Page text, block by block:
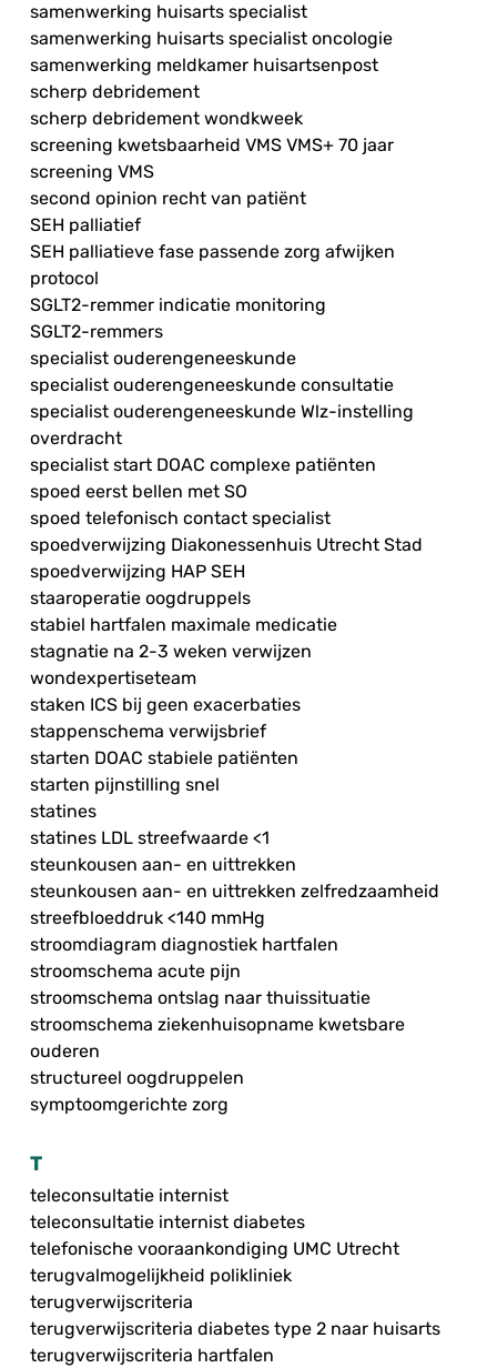
samenwerking huisarts specialist
samenwerking huisarts specialist oncologie
samenwerking meldkamer huisartsenpost
scherp debridement
scherp debridement wondkweek
screening kwetsbaarheid VMS VMS+ 70 jaar
screening VMS
second opinion recht van patiënt
SEH palliatief
SEH palliatieve fase passende zorg afwijken
protocol
SGLT2-remmer indicatie monitoring
SGLT2-remmers
specialist ouderengeneeskunde
specialist ouderengeneeskunde consultatie
specialist ouderengeneeskunde Wlz-instelling
overdracht
specialist start DOAC complexe patiënten
spoed eerst bellen met SO
spoed telefonisch contact specialist
spoedverwijzing Diakonessenhuis Utrecht Stad
spoedverwijzing HAP SEH
staaroperatie oogdruppels
stabiel hartfalen maximale medicatie
stagnatie na 2-3 weken verwijzen
wondexpertiseteam
staken ICS bij geen exacerbaties
stappenschema verwijsbrief
starten DOAC stabiele patiënten
starten pijnstilling snel
statines
statines LDL streefwaarde <1
steunkousen aan- en uittrekken
steunkousen aan- en uittrekken zelfredzaamheid
streefbloeddruk <140 mmHg
stroomdiagram diagnostiek hartfalen
stroomschema acute pijn
stroomschema ontslag naar thuissituatie
stroomschema ziekenhuisopname kwetsbare
ouderen
structureel oogdruppelen
symptoomgerichte zorg
T
teleconsultatie internist
teleconsultatie internist diabetes
telefonische vooraankondiging UMC Utrecht
terugvalmogelijkheid polikliniek
terugverwijscriteria
terugverwijscriteria diabetes type 2 naar huisarts
terugverwijscriteria hartfalen